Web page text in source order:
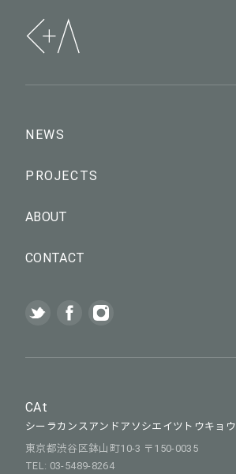
NEWS
PROJECTS
ABOUT
CONTACT
CAt
シーラカンスアンドアソシエイツトウキョウ
東京都渋谷区鉢山町10-3 〒150-0035
TEL: 03-5489-8264